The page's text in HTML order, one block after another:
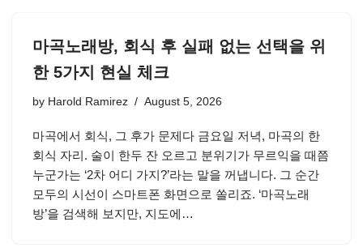
마곡노래방, 회식 후 실패 없는 선택을 위
한 5가지 현실 체크
by Harold Ramirez August 5, 2026
마곡에서 회식, 그 후가 문제다 금요일 저녁, 마곡의 한
회식 자리. 술이 한두 잔 오르고 분위기가 무르익을 때쯤
누군가는 ‘2차 어디 가지?’라는 말을 꺼냅니다. 그 순간
모두의 시선이 스마트폰 화면으로 쏠리죠. ‘마곡노래
방’을 검색해 보지만, 지도에…